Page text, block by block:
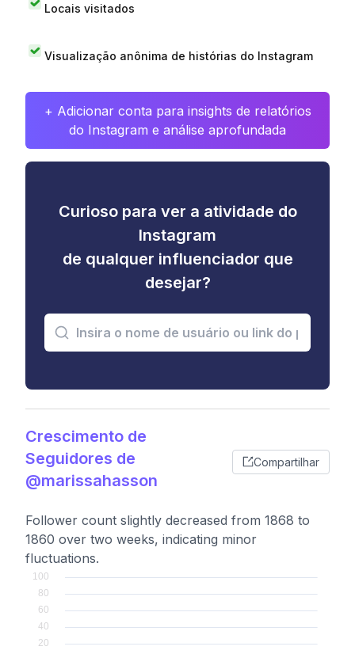
Locais visitados
Visualização anônima de histórias do Instagram
+ Adicionar conta para insights de relatórios
do Instagram e análise aprofundada
Curioso para ver a atividade do
Instagram
de qualquer influenciador que
desejar?
Crescimento de
Seguidores de
@marissahasson
Compartilhar
Follower count slightly decreased from 1868 to
1860 over two weeks, indicating minor
fluctuations.